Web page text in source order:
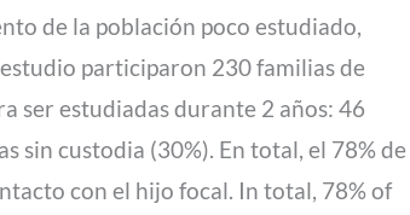
de la población poco estudiado,
participaron 230 familias de
ser estudiadas durante 2 años: 46
sin custodia (30%). En total, el 78% de
con el hijo focal. In total, 78% of